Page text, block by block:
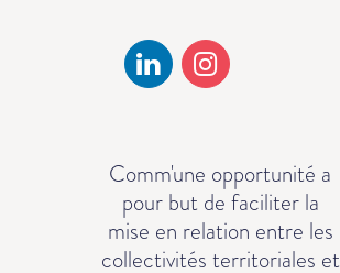
Comm'une opportunité a
pour but de faciliter la
mise en relation entre les
collectivités territoriales et